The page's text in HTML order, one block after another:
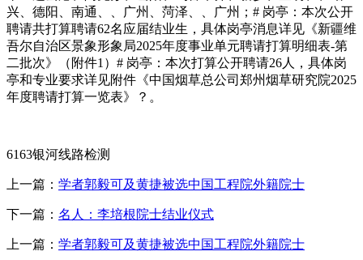
兴、德阳、南通、、广州、菏泽、、广州；# 岗亭：本次公开
聘请共打算聘请62名应届结业生，具体岗亭消息详见《新疆维
吾尔自治区景象形象局2025年度事业单元聘请打算明细表-第
二批次》（附件1）# 岗亭：本次打算公开聘请26人，具体岗
亭和专业要求详见附件《中国烟草总公司郑州烟草研究院2025
年度聘请打算一览表》？。
6163银河线路检测
上一篇： 学者郭毅可及黄捷被选中国工程院外籍院士
下一篇： 名人：李培根院士结业仪式
上一篇： 学者郭毅可及黄捷被选中国工程院外籍院士